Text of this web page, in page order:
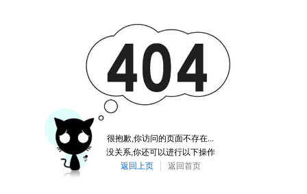
很抱歉,你访问的页面不存在...
没关系,你还可以进行以下操作
返回上页
返回首页